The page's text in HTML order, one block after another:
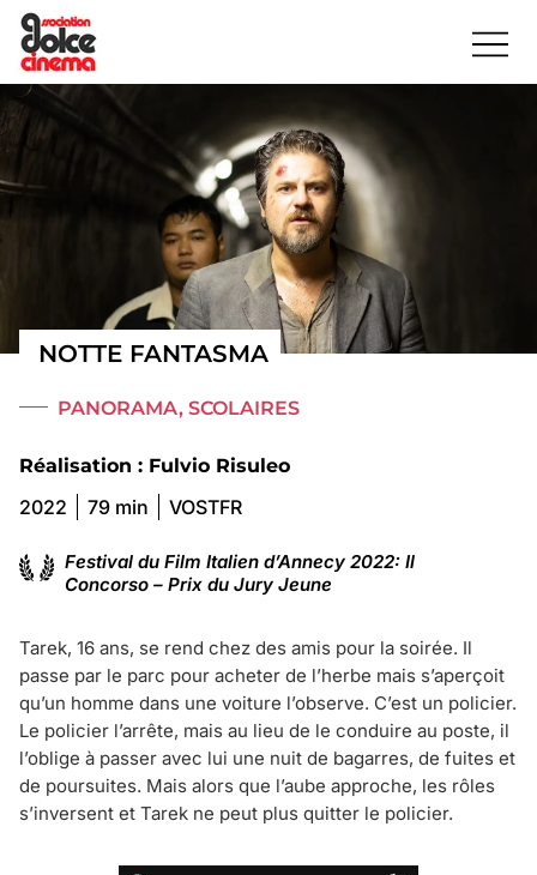
NOTTE FANTASMA
PANORAMA, SCOLAIRES
Réalisation : Fulvio Risuleo
2022 79 min VOSTFR
Festival du Film Italien d’Annecy 2022: Il
Concorso – Prix du Jury Jeune
Tarek, 16 ans, se rend chez des amis pour la soirée. Il
passe par le parc pour acheter de l’herbe mais s’aperçoit
qu’un homme dans une voiture l’observe. C’est un policier.
Le policier l’arrête, mais au lieu de le conduire au poste, il
l’oblige à passer avec lui une nuit de bagarres, de fuites et
de poursuites. Mais alors que l’aube approche, les rôles
s’inversent et Tarek ne peut plus quitter le policier.